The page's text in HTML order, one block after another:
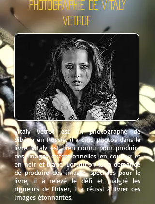
Vitaly Vetrof est un photographe de
Sibérie en Russie, il a cinq photos dans le
livre. Vitaly est bien connu pour produire
des images exceptionnelles en couleur et
en noir et blanc. Lorsqu'on lui a demandé
de produire des images spéciales pour le
livre, il a relevé le défi et malgré les
rigueurs de l'hiver, il a réussi à livrer ces
images étonnantes.
PHOTOGRAPHIE DE VITALY
VETROF